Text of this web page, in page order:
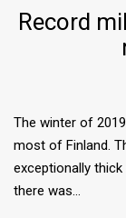
Record
The winter of
most of Finland.
exceptionally
there was…